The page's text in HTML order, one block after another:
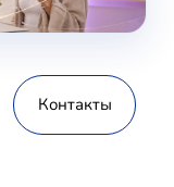
Контакты